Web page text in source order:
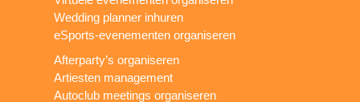
Wedding planner inhuren
eSports-evenementen organiseren
Afterparty’s organiseren
Artiesten management
Autoclub meetings organiseren